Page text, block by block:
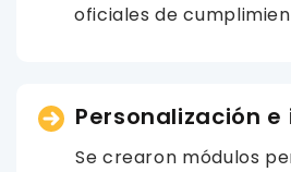
oficiales de
Personalización
Se crearon módulos